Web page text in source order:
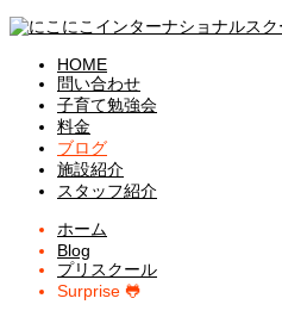
HOME
問い合わせ
子育て勉強会
料金
ブログ
施設紹介
スタッフ紹介
ホーム
Blog
プリスクール
Surprise 🐸